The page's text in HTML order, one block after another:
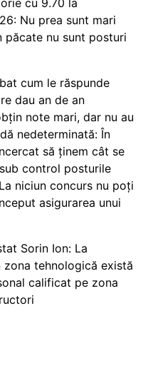
Nu prea sunt mari
păcate nu sunt posturi
cum le răspunde
dau an de an
note mari, dar nu au
nedeterminată: În
să ținem cât se
control posturile
niciun concurs nu poți
asigurarea unui
Sorin Ion: La
tehnologică există
calificat pe zona